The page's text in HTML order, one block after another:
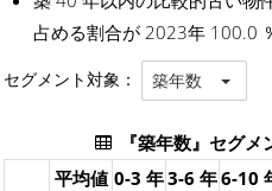
占める割合が 2023年 100.0
セグメント対象： 築年数
『築年数』セグ
平均値 0-3 年3-6 年6-10